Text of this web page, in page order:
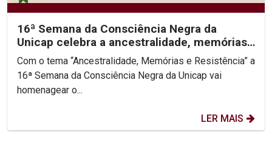
16ª Semana da Consciência Negra da
Unicap celebra a ancestralidade, memórias
e resistência do...
Com o tema “Ancestralidade, Memórias e Resistência” a
16ª Semana da Consciência Negra da Unicap vai
homenagear o...
LER MAIS